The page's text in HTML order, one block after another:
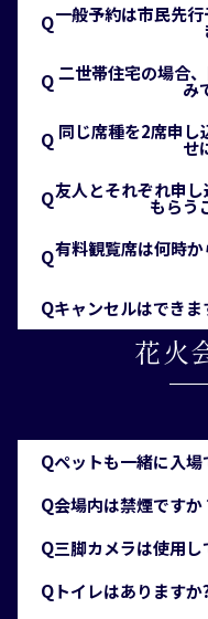
令和8(2026)年の予
クス・インターネ
柏崎ファンクラブ
LINEの「会員限定
い。なお、令和
み、LINE以外の申
有料観覧席予約フ
柏崎ファンクラブ
各種ご予約のご案
Q一般予約は市民先
申し込みできます。
Q二世帯住宅の場合
み
はい。同一住所で
Q 同じ席種を2席申し
せ
同一で申し込んだ
Q友人とそれぞれ申
もらう
できません。
Q有料観覧席は何時
午後4時の開場予定で
再入場は可能です。
Qキャンセルはできま
A
入金後のキャンセル
花火
Qペットも一緒に入場
入場できません。
ゲージに入る大きさ
Q会場内は禁煙ですか
会場内は禁煙です。
喫煙所を用意しま
Q三脚カメラは使用
使用可能ですが、
Qトイレはありますか